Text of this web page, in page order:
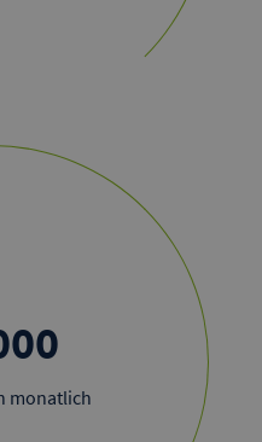
monatlich